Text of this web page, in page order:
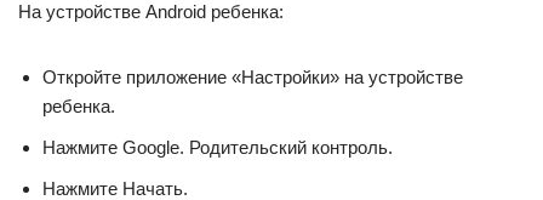
На устройстве Android ребенка:
Откройте приложение «Настройки» на устройстве
ребенка.
Нажмите Google. Родительский контроль.
Нажмите Начать.